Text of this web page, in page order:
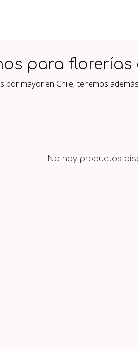
para florerías
mayor en Chile, tenemos
No hay productos